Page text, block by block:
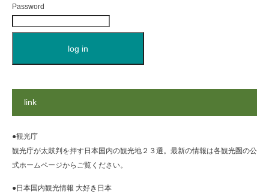
Password
link
●観光庁
観光庁が太鼓判を押す日本国内の観光地２３選。最新の情報は各観光圏の公
式ホームページからご覧ください。
●日本国内観光情報 大好き日本